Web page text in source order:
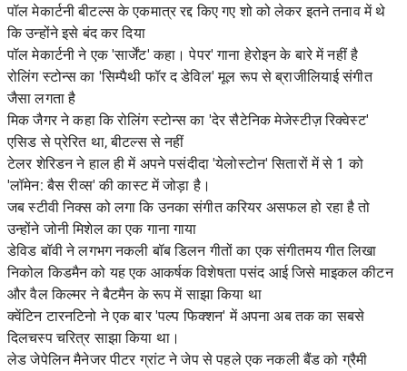
पॉल मेकार्टनी बीटल्स के एकमात्र रद्द किए गए शो को लेकर इतने तनाव में थे
कि उन्होंने इसे बंद कर दिया
पॉल मेकार्टनी ने एक 'सार्जेंट' कहा। पेपर' गाना हेरोइन के बारे में नहीं है
रोलिंग स्टोन्स का 'सिम्पैथी फॉर द डेविल' मूल रूप से ब्राजीलियाई संगीत
जैसा लगता है
मिक जैगर ने कहा कि रोलिंग स्टोन्स का 'देर सैटेनिक मेजेस्टीज़ रिक्वेस्ट'
एसिड से प्रेरित था, बीटल्स से नहीं
टेलर शेरिडन ने हाल ही में अपने पसंदीदा 'येलोस्टोन' सितारों में से 1 को
'लॉमेन: बैस रीव्स' की कास्ट में जोड़ा है।
जब स्टीवी निक्स को लगा कि उनका संगीत करियर असफल हो रहा है तो
उन्होंने जोनी मिशेल का एक गाना गाया
डेविड बॉवी ने लगभग नकली बॉब डिलन गीतों का एक संगीतमय गीत लिखा
निकोल किडमैन को यह एक आकर्षक विशेषता पसंद आई जिसे माइकल कीटन
और वैल किल्मर ने बैटमैन के रूप में साझा किया था
क्वेंटिन टारनटिनो ने एक बार 'पल्प फिक्शन' में अपना अब तक का सबसे
दिलचस्प चरित्र साझा किया था।
लेड जेपेलिन मैनेजर पीटर ग्रांट ने जेप से पहले एक नकली बैंड को ग्रैमी